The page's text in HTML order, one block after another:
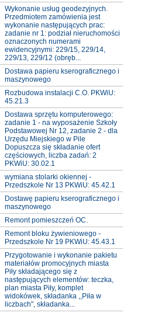
Wykonanie usług geodezyjnych.
Przedmiotem zamówienia jest
wykonanie następujących prac:
zadanie nr 1: podział nieruchomości
oznaczonych numerami
ewidencyjnymi: 229/15, 229/14,
229/13, 229/12 (obręb...
Dostawa papieru kserograficznego i
maszynowego
Rozbudowa instalacji C.O. PKWiU:
45.21.3
Dostawa sprzętu komputerowego:
zadanie 1 - na wyposażenie Szkoły
Podstawowej Nr 12, zadanie 2 - dla
Urzędu Miejskiego w Pile
Dopuszcza się składanie ofert
częściowych, liczba zadań: 2
PKWiU: 30.02.1
wymiana stolarki okiennej -
Przedszkole Nr 13 PKWiU: 45.42.1
Dostawę papieru kserograficznego i
maszynowego
Remont pomieszczeń OC.
Remont bloku żywieniowego -
Przedszkole Nr 19 PKWiU: 45.43.1
Przygotowanie i wykonanie pakietu
materiałów promocyjnych miasta
Piły składającego się z
następujących elementów: teczka,
plan miasta Piły, komplet
widokówek, składanka ,,Piła w
liczbach", składanka...